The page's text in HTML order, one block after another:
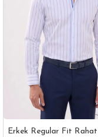
Erkek Regular Fit Rahat